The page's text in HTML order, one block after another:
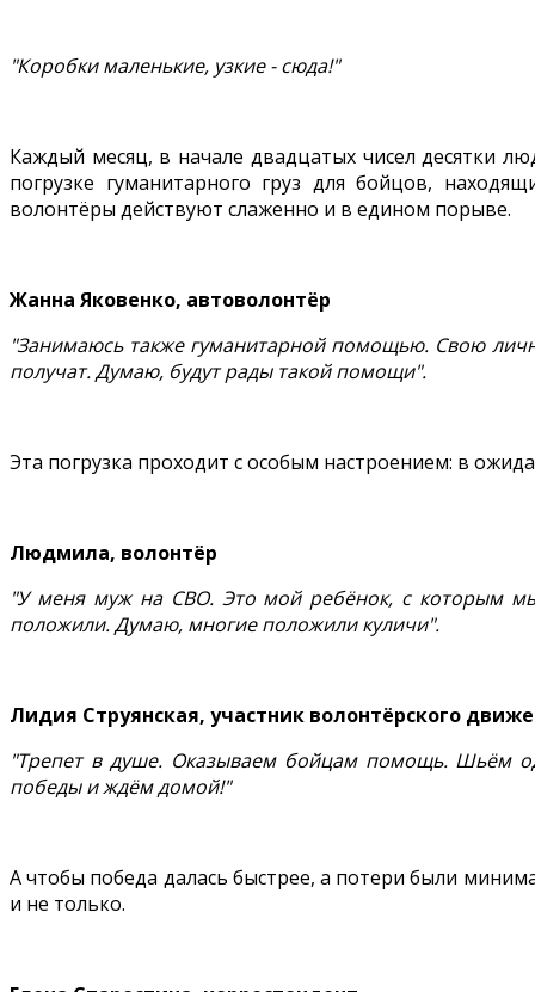
"Коробки маленькие, узкие - сюда!"
Каждый месяц, в начале двадцатых чисел десятки
погрузке гуманитарного груз для бойцов,
волонтёры действуют слаженно и в едином порыве.
Жанна Яковенко, автоволонтёр
"Занимаюсь также гуманитарной помощью. Свою
получат. Думаю, будут рады такой помощи".
Эта погрузка проходит с особым настроением: в
Людмила, волонтёр
"У меня муж на СВО. Это мой ребёнок, с которым мы
положили. Думаю, многие положили куличи".
Лидия Струянская, участник волонтёрского
"Трепет в душе. Оказываем бойцам помощь. Шьём
победы и ждём домой!"
А чтобы победа далась быстрее, а потери были
и не только.